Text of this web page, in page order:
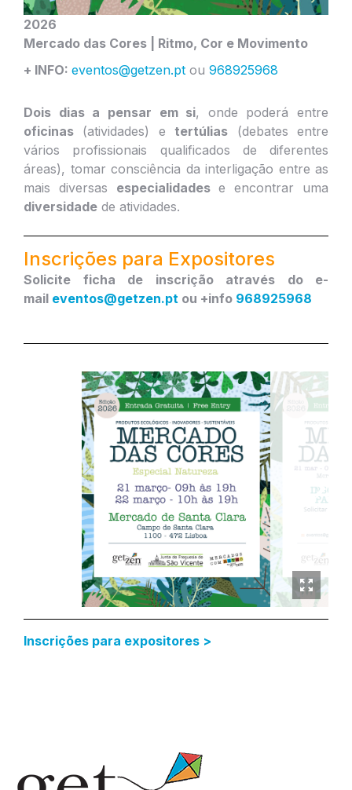
2026
Mercado das Cores | Ritmo, Cor e Movimento
+ INFO: eventos@getzen.pt ou 968925968
Dois dias a pensar em si, onde poderá entre
oficinas (atividades) etertúlias (debates entre
vários profissionais qualificados de diferentes
áreas), tomar consciência da interligação entre as
mais diversas especialidadese encontrar uma
diversidade de atividades.
Inscrições para Expositores
Solicite ficha de inscrição através do e-
mail eventos@getzen.pt ou +info 968925968
Inscrições para expositores >